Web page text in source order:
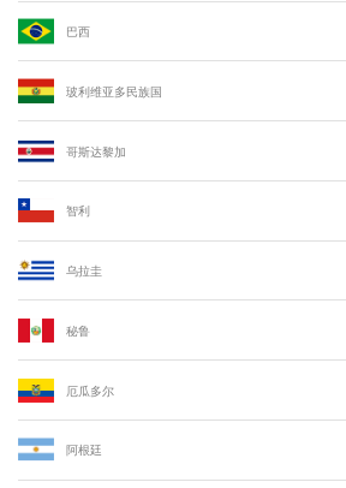
巴西
玻利维亚多民族国
哥斯达黎加
智利
乌拉圭
秘鲁
厄瓜多尔
阿根廷